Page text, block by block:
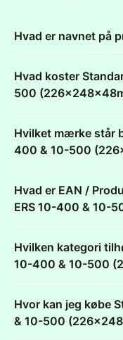
Hvad er navnet på
Hvad koster
500
Hvilket mærke står
400 & 10-500
Hvad er EAN /
ERS 10-400 & 10-
Hvilken kategori
10-400 & 10-500
Hvor kan jeg købe
& 10-500